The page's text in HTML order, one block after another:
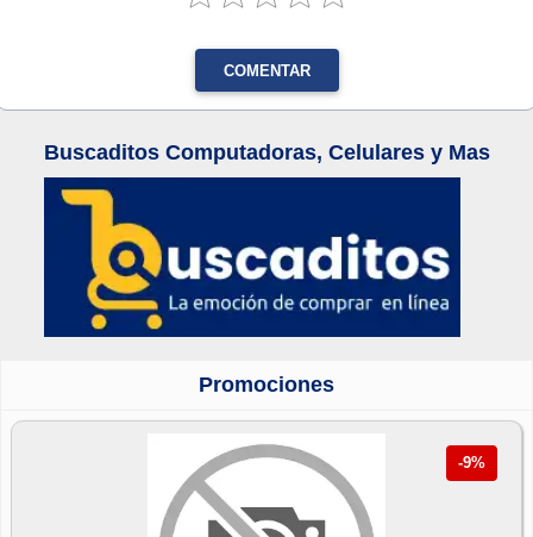
COMENTAR
Buscaditos Computadoras, Celulares y Mas
Promociones
-9%